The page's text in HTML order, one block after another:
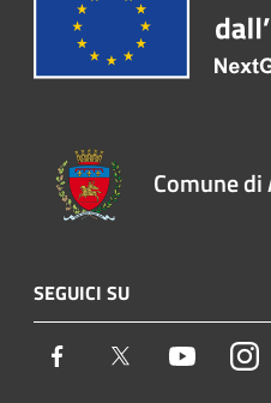
Comune di
SEGUICI SU
Facebook Twitter Youtube